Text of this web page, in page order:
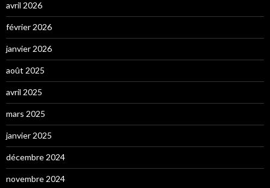
avril 2026
février 2026
janvier 2026
août 2025
avril 2025
mars 2025
janvier 2025
décembre 2024
novembre 2024